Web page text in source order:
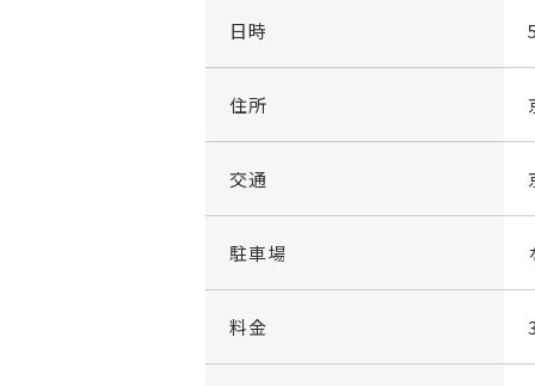
日時
住所
交通
駐車場
料金